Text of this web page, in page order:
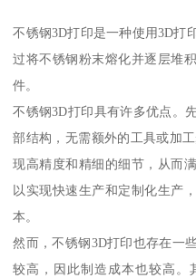
不锈钢3D打印是一种使用3D打
过将不锈钢粉末熔化并逐层堆
件。
不锈钢3D打印具有许多优点。
部结构，无需额外的工具或加
现高精度和精细的细节，从而
以实现快速生产和定制化生产
本。
然而，不锈钢3D打印也存在一
较高，因此制造成本也较高